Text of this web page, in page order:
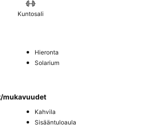
Kuntosali
Hieronta
Solarium
mukavuudet
Kahvila
Sisääntuloaula